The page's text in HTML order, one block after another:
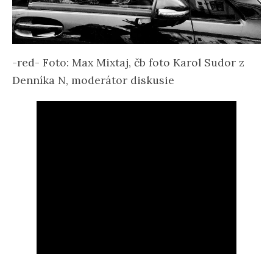
-red- Foto: Max Mixtaj, čb foto Karol Sudor z
Denníka N, moderátor diskusie